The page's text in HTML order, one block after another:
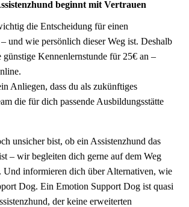
beginnt mit Vertrauen
die Entscheidung für einen
und wie persönlich dieser Weg ist. Deshalb
Kennenlernstunde für 25€ an –
Anliegen, dass du als zukünftiges
die für dich passende Ausbildungsstätte
unsicher bist, ob ein Assistenzhund das
– wir begleiten dich gerne auf dem Weg
Und informieren dich über Alternativen, wie
Dog. Ein Emotion Support Dog ist quasi
der keine erweiterten